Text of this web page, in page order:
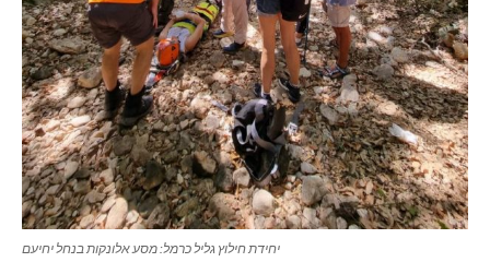
יחידת חילוץ גליל כרמל: מסע אלונקות בנחל יחיעם